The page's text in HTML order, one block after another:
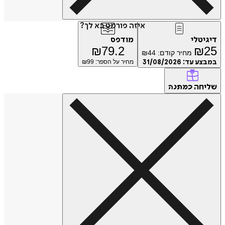
איזה פורמט בא לך?
₪ מחיר קודם: ₪44
עד:31/08/2026
מודפס
₪79.2
מחיר על הספר: ₪99
כמתנה